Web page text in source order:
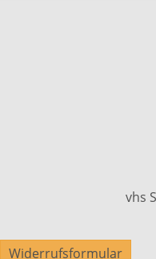
vhs
Widerrufsformular